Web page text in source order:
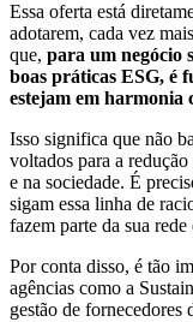
Essa oferta está
adotarem, cada vez
que, para um negócio
boas práticas ESG, é
estejam em harmonia
Isso significa que não
voltados para a
e na sociedade. É
sigam essa linha de
fazem parte da sua
Por conta disso, é tão
agências como a
gestão de fornecedores